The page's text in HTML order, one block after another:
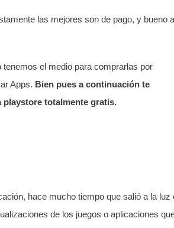
las mejores son de pago, y bueno
el medio para comprarlas por
Apps. Bien pues a continuación te
playstore totalmente gratis.
hace mucho tiempo que salió a la luz
de los juegos o aplicaciones